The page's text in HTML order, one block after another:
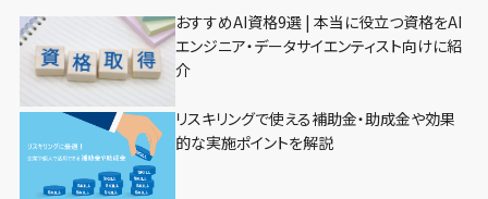
おすすめAI資格9選 | 本当に役立つ資格をAI
エンジニア・データサイエンティスト向けに紹
介
リスキリングで使える補助金・助成金や効果
的な実施ポイントを解説